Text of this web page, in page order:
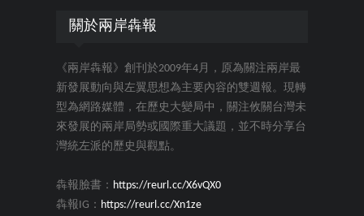
關於兩岸犇報
《兩岸犇報》創刊於2009年4月，原為關注兩岸最
新發展動向與左翼思想為主要內容的雙週報。現轉
型為網路媒體，在歷史大變局中，關注攸關台灣未
來發展的兩岸局勢或國際重大議題，並不時分享台
灣統左派的歷史與觀點。
犇報臉書： https://reurl.cc/X6vQX0
犇報IG： https://reurl.cc/Xn1ze